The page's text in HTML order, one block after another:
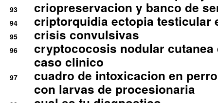
93 criopreservacion y banco de
94 criptorquidia ectopia testicular
95 crisis convulsivas
96
cryptococosis nodular cutanea
caso clinico
97
cuadro de intoxicacion en
con larvas de procesionaria